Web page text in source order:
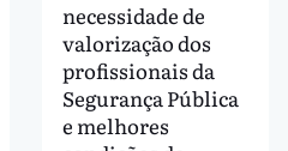
necessidade de
valorização dos
profissionais da
Segurança Pública
e melhores